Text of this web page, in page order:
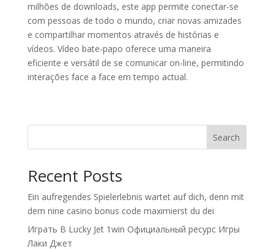
milhões de downloads, este app permite conectar-se
com pessoas de todo o mundo, criar novas amizades
e compartilhar momentos através de histórias e
vídeos. Vídeo bate-papo oferece uma maneira
eficiente e versátil de se comunicar on-line, permitindo
interações face a face em tempo actual.
Search
Recent Posts
Ein aufregendes Spielerlebnis wartet auf dich, denn mit
dem nine casino bonus code maximierst du dei
Играть В Lucky Jet 1win Официальный ресурс Игры
Лаки Джет